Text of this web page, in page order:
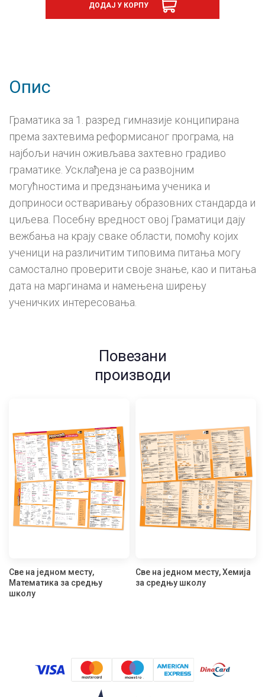
Граматика
за
ДОДАЈ У КОРПУ
Опис
Граматика за 1. разред гимназије конципирана
према захтевима реформисаног програма, на
најбољи начин оживљава захтевно градиво
граматике. Усклађена је са развојним
могућностима и предзнањима ученика и
доприноси остваривању образовних стандарда и
циљева. Посебну вредност овој Граматици дају
вежбања на крају сваке области, помоћу којих
ученици на различитим типовима питања могу
самостално проверити своје знање, као и питања
дата на маргинама и намењена ширењу
ученичких интересовања.
Повезани
производи
Све на једном месту,
Математика за средњу
школу
Све на једном месту, Хемија
за средњу школу